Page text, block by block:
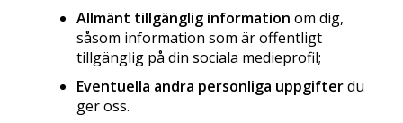
Allmänt tillgänglig information om dig,
såsom information som är offentligt
tillgänglig på din sociala medieprofil;
Eventuella andra personliga uppgifterdu
ger oss.